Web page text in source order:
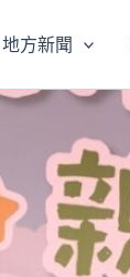
地方新聞